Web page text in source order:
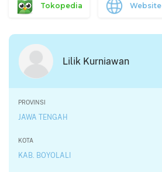
Tokopedia Website
Lilik Kurniawan
PROVINSI
JAWA TENGAH
KOTA
KAB. BOYOLALI